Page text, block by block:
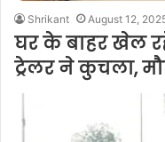
Shrikant August 12,
घर के बाहर खेल
ट्रेलर ने कुचला,